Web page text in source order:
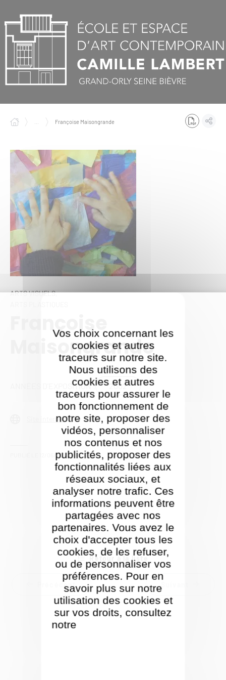
Vos choix concernant les
cookies et autres
traceurs sur notre site.
Nous utilisons des
cookies et autres
traceurs pour assurer le
bon fonctionnement de
notre site, proposer des
vidéos, personnaliser
nos contenus et nos
publicités, proposer des
fonctionnalités liées aux
réseaux sociaux, et
analyser notre trafic. Ces
informations peuvent être
partagées avec nos
partenaires. Vous avez le
choix d'accepter tous les
cookies, de les refuser,
ou de personnaliser vos
préférences. Pour en
savoir plus sur notre
utilisation des cookies et
sur vos droits, consultez
notre
Françoise Maisongrande
ARTS VISUELS,
Françoise
Maisongrande
ANNÉES D'EXPOSITION : 2002
Site internet
12/06/2025
Précédent
Retour à la liste
Suivant